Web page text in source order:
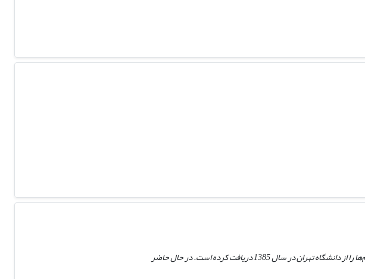
محمد ابویی‌اردکانی متولد 1350 از شهر تهران، دوره دکتری رشته مدیریت با گرایش سیستم‌ها را از دانشگاه تهران در سال 1385 دریافت کرده است. در حال حاضر